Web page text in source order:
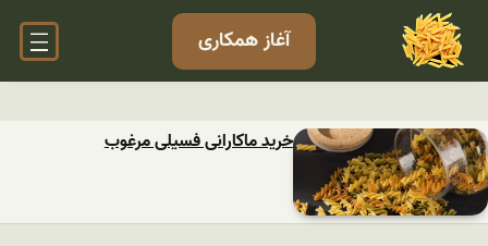
آغاز همکاری
خرید ماکارانی فسیلی مرغوب